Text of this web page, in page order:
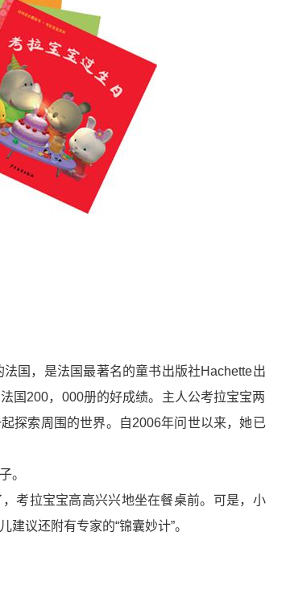
国，是法国最著名的童书出版社Hachette出
国200，000册的好成绩。主人公考拉宝宝两
探索周围的世界。自2006年问世以来，她已
。
考拉宝宝高高兴兴地坐在餐桌前。可是，小
议还附有专家的“锦囊妙计”。